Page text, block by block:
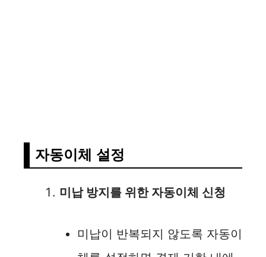
자동이체 설정
미납 방지를 위한 자동이체 신청
미납이 반복되지 않도록 자동이